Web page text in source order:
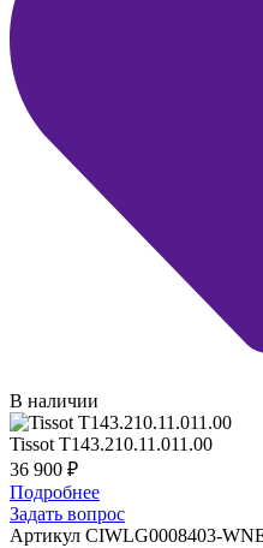
В наличии
Tissot T143.210.11.011.00
36 900 ₽
Подробнее
Задать вопрос
Артикул CIWLG0008403-